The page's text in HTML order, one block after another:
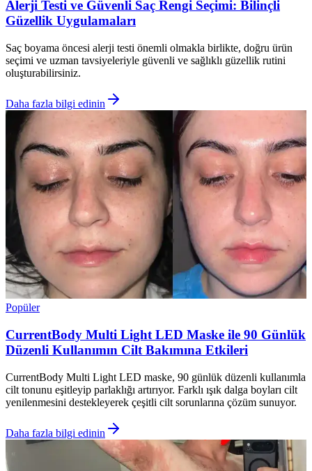
Alerji Testi ve Güvenli Saç Rengi Seçimi: Bilinçli
Güzellik Uygulamaları
Saç boyama öncesi alerji testi önemli olmakla birlikte, doğru ürün
seçimi ve uzman tavsiyeleriyle güvenli ve sağlıklı güzellik rutini
oluşturabilirsiniz.
Daha fazla bilgi edinin
Popüler
CurrentBody Multi Light LED Maske ile 90 Günlük
Düzenli Kullanımın Cilt Bakımına Etkileri
CurrentBody Multi Light LED maske, 90 günlük düzenli kullanımla
cilt tonunu eşitleyip parlaklığı artırıyor. Farklı ışık dalga boyları cilt
yenilenmesini destekleyerek çeşitli cilt sorunlarına çözüm sunuyor.
Daha fazla bilgi edinin